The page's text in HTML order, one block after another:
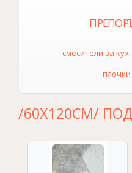
смесители за
плочки
/60Х120СМ/